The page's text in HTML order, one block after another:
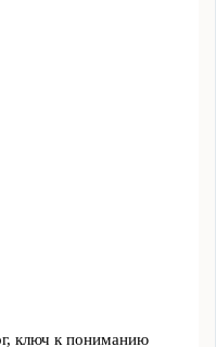
ключ к пониманию